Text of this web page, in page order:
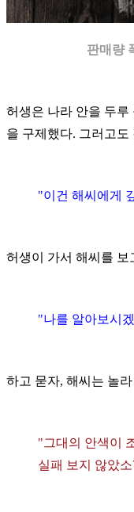
판매량
허생은 나라 안을 두
을 구제했다. 그러고
"이건 해씨에게
허생이 가서 해씨를 보
"나를 알아보시
하고 묻자, 해씨는 놀
"그대의 안색이
실패 보지 않았소